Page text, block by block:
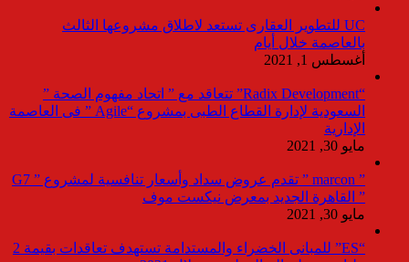
UC للتطوير العقارى تستعد لاطلاق مشروعها الثالث
بالعاصمة خلال أيام
أغسطس 1, 2021
“Radix Development” تتعاقد مع ” اتحاد مفهوم الصحة ”
السعودية لإدارة القطاع الطبى بمشروع “Agile ” فى العاصمة
الإدارية
مايو 30, 2021
” marcon ” تقدم عروض سداد وأسعار تنافسية لمشروع ” G7
” القاهرة الجديد بمعرض نيكست موف
مايو 30, 2021
“ES” للمبانى الخضراء والمستدامة تستهدف تعاقدات بقيمة 2